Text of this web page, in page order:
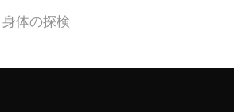
身体の探検